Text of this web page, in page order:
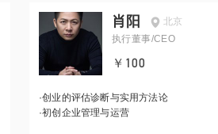
肖阳
北京
执行董事/CEO
￥100
·创业的评估诊断与实用方法论
·初创企业管理与运营